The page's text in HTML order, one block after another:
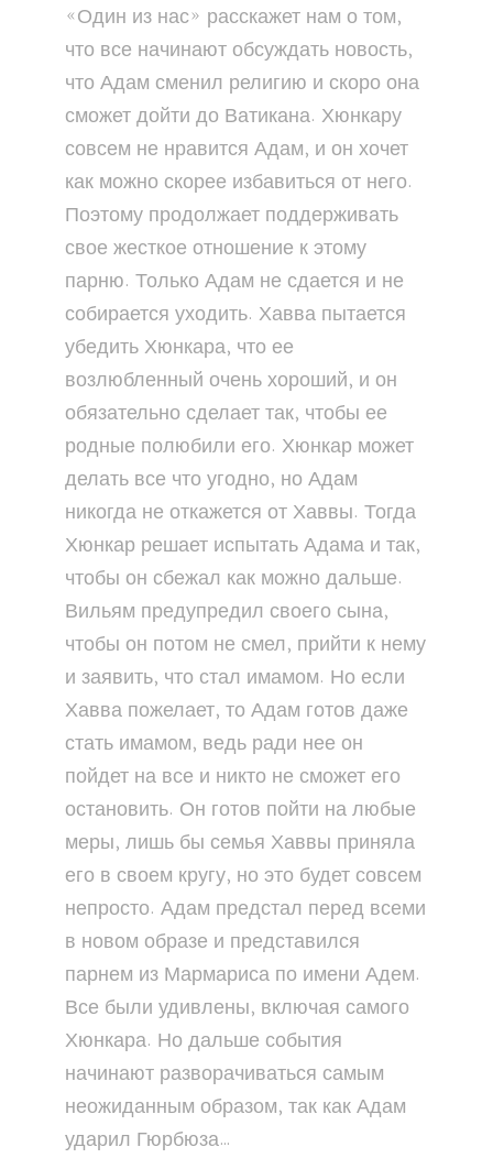
«Один из нас» расскажет нам о том,
что все начинают обсуждать новость,
что Адам сменил религию и скоро она
сможет дойти до Ватикана. Хюнкару
совсем не нравится Адам, и он хочет
как можно скорее избавиться от него.
Поэтому продолжает поддерживать
свое жесткое отношение к этому
парню. Только Адам не сдается и не
собирается уходить. Хавва пытается
убедить Хюнкара, что ее
возлюбленный очень хороший, и он
обязательно сделает так, чтобы ее
родные полюбили его. Хюнкар может
делать все что угодно, но Адам
никогда не откажется от Хаввы. Тогда
Хюнкар решает испытать Адама и так,
чтобы он сбежал как можно дальше.
Вильям предупредил своего сына,
чтобы он потом не смел, прийти к нему
и заявить, что стал имамом. Но если
Хавва пожелает, то Адам готов даже
стать имамом, ведь ради нее он
пойдет на все и никто не сможет его
остановить. Он готов пойти на любые
меры, лишь бы семья Хаввы приняла
его в своем кругу, но это будет совсем
непросто. Адам предстал перед всеми
в новом образе и представился
парнем из Мармариса по имени Адем.
Все были удивлены, включая самого
Хюнкара. Но дальше события
начинают разворачиваться самым
неожиданным образом, так как Адам
ударил Гюрбюза…